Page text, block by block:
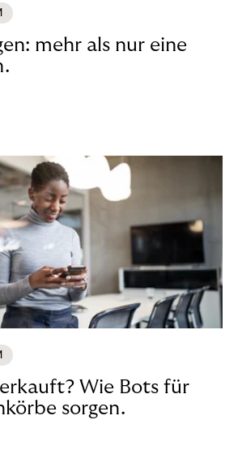
mehr als nur eine
Wie Bots für
sorgen.